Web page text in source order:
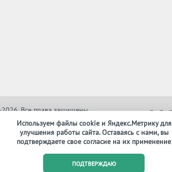
2026. Все права защищены
Используем файлы cookie и Яндекс.Метрику для
улучшения работы сайта. Оставаясь с нами, вы
подтверждаете свое согласие на их применение
ПОДТВЕРЖДАЮ